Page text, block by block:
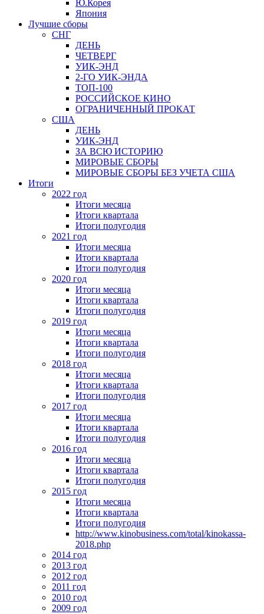
Ю.Корея
Япония
Лучшие сборы
СНГ
ДЕНЬ
ЧЕТВЕРГ
УИК-ЭНД
2-ГО УИК-ЭНДА
ТОП-100
РОССИЙСКОЕ КИНО
ОГРАНИЧЕННЫЙ ПРОКАТ
США
ДЕНЬ
УИК-ЭНД
ЗА ВСЮ ИСТОРИЮ
МИРОВЫЕ СБОРЫ
МИРОВЫЕ СБОРЫ БЕЗ УЧЕТА США
Итоги
2022 год
Итоги месяца
Итоги квартала
Итоги полугодия
2021 год
Итоги месяца
Итоги квартала
Итоги полугодия
2020 год
Итоги месяца
Итоги квартала
Итоги полугодия
2019 год
Итоги месяца
Итоги квартала
Итоги полугодия
2018 год
Итоги месяца
Итоги квартала
Итоги полугодия
2017 год
Итоги месяца
Итоги квартала
Итоги полугодия
2016 год
Итоги месяца
Итоги квартала
Итоги полугодия
2015 год
Итоги месяца
Итоги квартала
Итоги полугодия
http://www.kinobusiness.com/total/kinokassa-
2018.php
2014 год
2013 год
2012 год
2011 год
2010 год
2009 год